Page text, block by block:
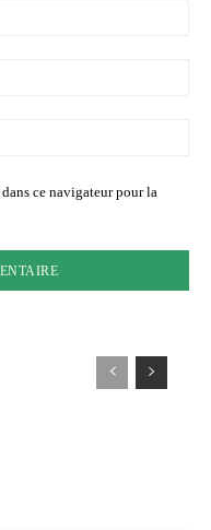
ce navigateur pour la